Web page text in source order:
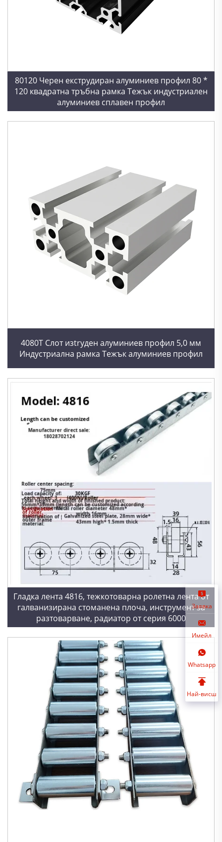
80120 Черен екструдиран алуминиев профил 80 *
120 квадратна тръбна рамка Тежък индустриален
алуминиев сплавен профил
4080T Слот изtrуден алуминиев профил 5,0 мм
Индустриална рамка Тежък алуминиев профил
Гладка лента 4816, тежкотоварна ролетна лента от
галванизирана стоманена плоча, инструмент за
разтоварване, радиатор от серия 6000
Заявка
Имейл
Whatsapp
Най-висш